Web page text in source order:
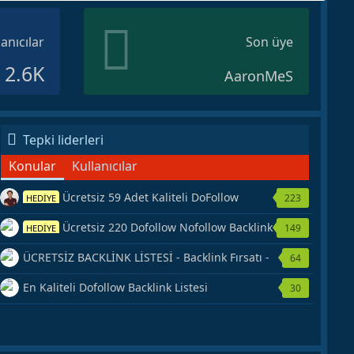
2.6K
Son üye
AaronMeS
Tepki liderleri
Konular
Kullanıcılar
HEDİYE Ücretsiz 59 Adet Kaliteli DoFollow
Backlink Kaynağı Veriyorum.
223
HEDİYE Ücretsiz 220 Dofollow Nofollow Backlink
Veriyorum
149
ÜCRETSİZ BACKLİNK LİSTESİ - Backlink Fırsatı -
Hemen Yetiş!
64
En Kaliteli Dofollow Backlink Listesi 30